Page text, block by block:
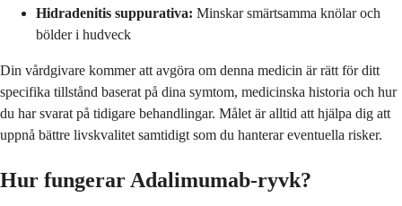
Hidradenitis suppurativa: Minskar smärtsamma knölar och
bölder i hudveck
Din vårdgivare kommer att avgöra om denna medicin är rätt för ditt
specifika tillstånd baserat på dina symtom, medicinska historia och hur
du har svarat på tidigare behandlingar. Målet är alltid att hjälpa dig att
uppnå bättre livskvalitet samtidigt som du hanterar eventuella risker.
Hur fungerar Adalimumab-ryvk?